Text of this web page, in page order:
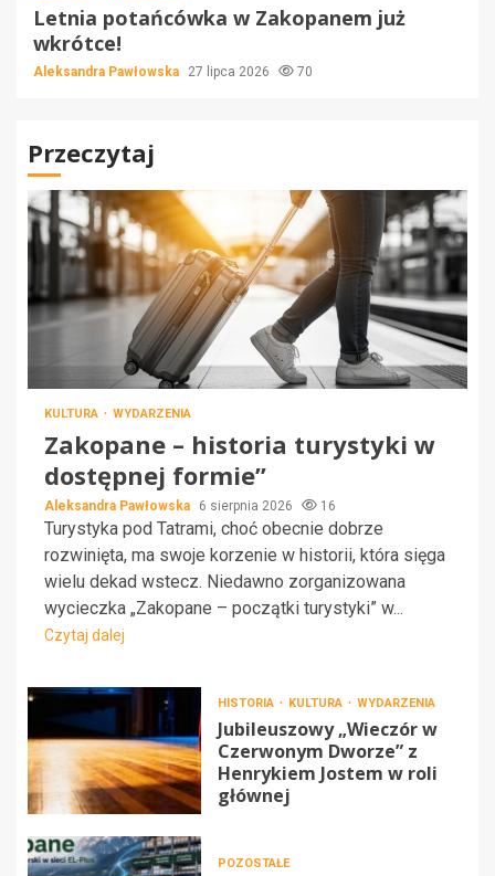
Letnia potańcówka w Zakopanem już
wkrótce!
Aleksandra Pawłowska 27 lipca 2026 70
Przeczytaj
KULTURA WYDARZENIA
Zakopane – historia turystyki w
dostępnej formie”
Aleksandra Pawłowska 6 sierpnia 2026 16
Turystyka pod Tatrami, choć obecnie dobrze
rozwinięta, ma swoje korzenie w historii, która sięga
wielu dekad wstecz. Niedawno zorganizowana
wycieczka „Zakopane – początki turystyki” w...
Czytaj dalej
HISTORIA KULTURA WYDARZENIA
Jubileuszowy „Wieczór w
Czerwonym Dworze” z
Henrykiem Jostem w roli
głównej
POZOSTAŁE